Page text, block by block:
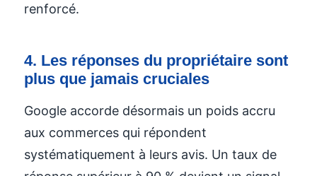
renforcé.
4. Les réponses du propriétaire sont
plus que jamais cruciales
Google accorde désormais un poids accru
aux commerces qui répondent
systématiquement à leurs avis. Un taux de